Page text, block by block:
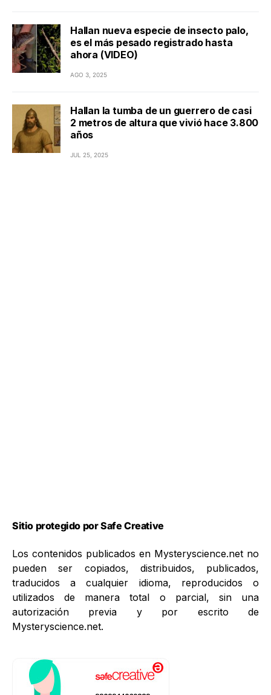
Hallan nueva especie de insecto palo,
es el más pesado registrado hasta
ahora (VIDEO)
AGO 3, 2025
Hallan la tumba de un guerrero de casi
2 metros de altura que vivió hace 3.800
años
JUL 25, 2025
Sitio protegido por Safe Creative
Los contenidos publicados en Mysteryscience.net no
pueden ser copiados, distribuidos, publicados,
traducidos a cualquier idioma, reproducidos o
utilizados de manera total o parcial, sin una
autorización previa y por escrito de
Mysteryscience.net.